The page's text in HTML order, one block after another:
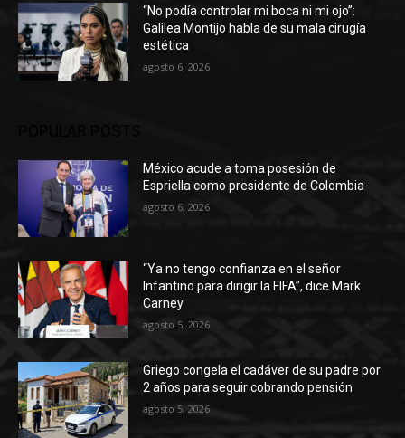
“No podía controlar mi boca ni mi ojo”:
Galilea Montijo habla de su mala cirugía
estética
agosto 6, 2026
México acude a toma posesión de
Espriella como presidente de Colombia
agosto 6, 2026
“Ya no tengo confianza en el señor
Infantino para dirigir la FIFA”, dice Mark
Carney
agosto 5, 2026
Griego congela el cadáver de su padre por
2 años para seguir cobrando pensión
agosto 5, 2026